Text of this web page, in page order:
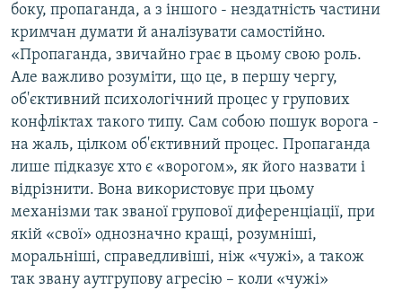
боку, пропаганда, а з іншого - нездатність частини
кримчан думати й аналізувати самостійно.
«Пропаганда, звичайно грає в цьому свою роль.
Але важливо розуміти, що це, в першу чергу,
об'єктивний психологічний процес у групових
конфліктах такого типу. Сам собою пошук ворога -
на жаль, цілком об'єктивний процес. Пропаганда
лише підказує хто є «ворогом», як його назвати і
відрізнити. Вона використовує при цьому
механізми так званої групової диференціації, при
якій «свої» однозначно кращі, розумніші,
моральніші, справедливіші, ніж «чужі», а також
так звану аутгрупову агресію – коли «чужі»